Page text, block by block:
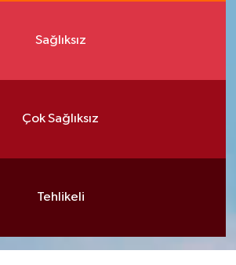
Sağlıksız
Çok Sağlıksız
Tehlikeli